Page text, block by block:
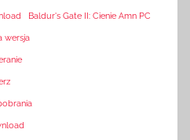
Baldur's Gate II: Cienie Amn PC
wersja